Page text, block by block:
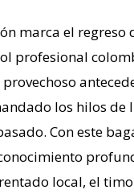
marca el regreso
profesional
los hilos de
Con este
local, el